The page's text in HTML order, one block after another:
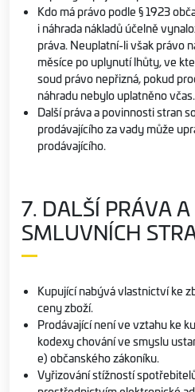
Kdo má právo podle § 1923
i náhrada nákladů účelně
práva. Neuplatní-li však právo
měsíce po uplynutí lhůty, ve
soud právo nepřizná, pokud
náhradu nebylo uplatněno včas.
Další práva a povinnosti stran
prodávajícího za vady může
prodávajícího.
7. DALŠÍ PRÁVA
SMLUVNÍCH
Kupující nabývá vlastnictví ke
ceny zboží.
Prodávající není ve vztahu ke
kodexy chování ve smyslu
e) občanského zákoníku.
Vyřizování stížností